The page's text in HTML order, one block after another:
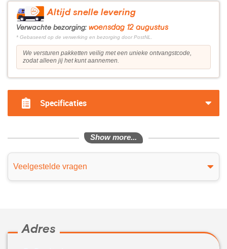
Altijd snelle levering
Verwachte bezorging: woensdag 12 augustus
* Gebaseerd op de verwerking en bezorging door PostNL.
We versturen pakketten veilig met een unieke ontvangstcode,
zodat alleen jij het kunt aannemen.
Specificaties
Show more...
Veelgestelde vragen
Adres